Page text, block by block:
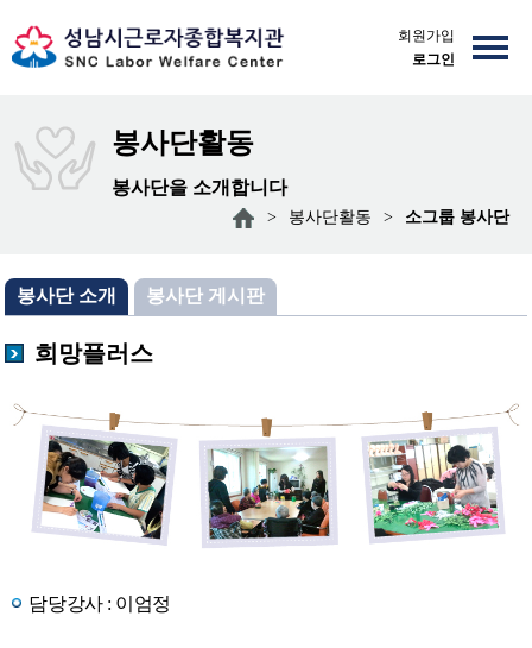
회원가입
로그인
봉사단활동
봉사단을 소개합니다
> 봉사단활동 > 소그룹 봉사단
봉사단 소개 봉사단 게시판
희망플러스
담당강사 : 이엄정